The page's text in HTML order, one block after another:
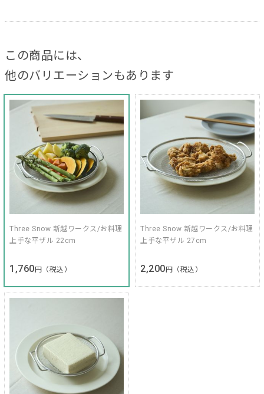
この商品には、
他のバリエーションもあります
Three Snow 新越ワークス/お料理
上手な平ザル 22cm
1,760 円（税込）
Three Snow 新越ワークス/お料理
上手な平ザル 27cm
2,200 円（税込）